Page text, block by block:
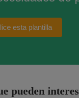
esta plantilla
pueden